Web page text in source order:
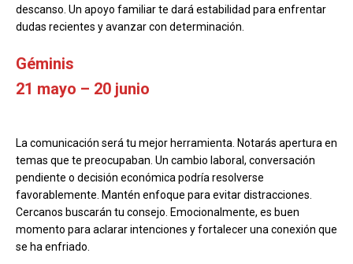
descanso. Un apoyo familiar te dará estabilidad para enfrentar
dudas recientes y avanzar con determinación.
Géminis
21 mayo – 20 junio
La comunicación será tu mejor herramienta. Notarás apertura en
temas que te preocupaban. Un cambio laboral, conversación
pendiente o decisión económica podría resolverse
favorablemente. Mantén enfoque para evitar distracciones.
Cercanos buscarán tu consejo. Emocionalmente, es buen
momento para aclarar intenciones y fortalecer una conexión que
se ha enfriado.